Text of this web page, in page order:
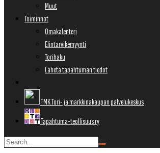
Muut
Toiminnot
Omakalenteri
Elintarvikemyynti
Torihaku
Lähetä tapahtuman tiedot
TMK Tori- ja markkinakaupan palvelukeskus
Tapahtuma-teollisuus ry